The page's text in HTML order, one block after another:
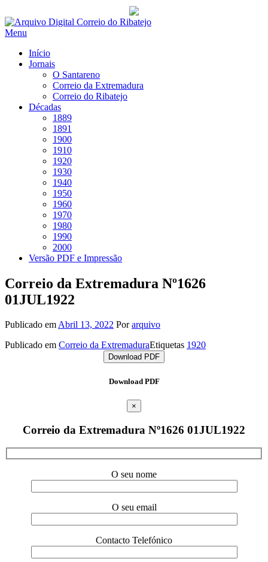
Saltar
para
Menu
Início
Jornais
O Santareno
Correio da Extremadura
Correio do Ribatejo
Décadas
1889
1891
1900
1910
1920
1930
1940
1950
1960
1970
1980
1990
2000
Versão PDF e Impressão
Correio da Extremadura Nº1626
01JUL1922
Publicado emAbril 13, 2022 Porarquivo
Publicado em Correio da ExtremaduraEtiquetas 1920
Download PDF
Download PDF
×
Correio da Extremadura Nº1626 01JUL1922
O seu nome
O seu email
Contacto Telefónico